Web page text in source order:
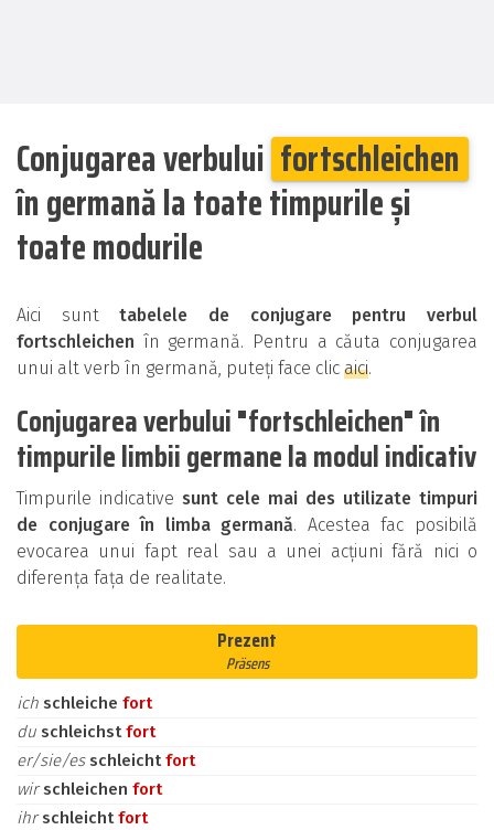
Conjugarea verbului fortschleichen
în germană la toate timpurile și
toate modurile
Aici sunttabelele de conjugare pentru verbul
fortschleichen în germană. Pentru a căuta conjugarea
unui alt verb în germană, puteți face clic aici.
Conjugarea verbului "fortschleichen" în
timpurile limbii germane la modul indicativ
Timpurile indicative sunt cele mai des utilizate timpuri
de conjugare în limba germană. Acestea fac posibilă
evocarea unui fapt real sau a unei acțiuni fără nici o
diferența fața de realitate.
Prezent
Präsens
ich schleiche fort
du schleichstfort
er/sie/es schleichtfort
wirschleichen fort
ihrschleichtfort